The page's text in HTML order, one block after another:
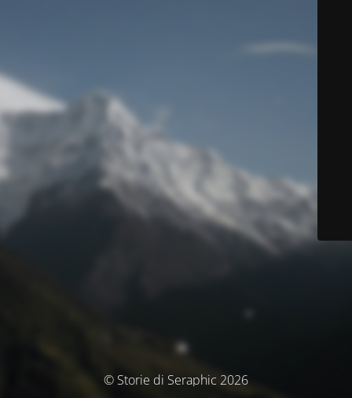
© Storie di Seraphic 2026